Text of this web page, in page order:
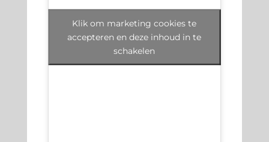
Klik om marketing cookies te
accepteren en deze inhoud in te
schakelen